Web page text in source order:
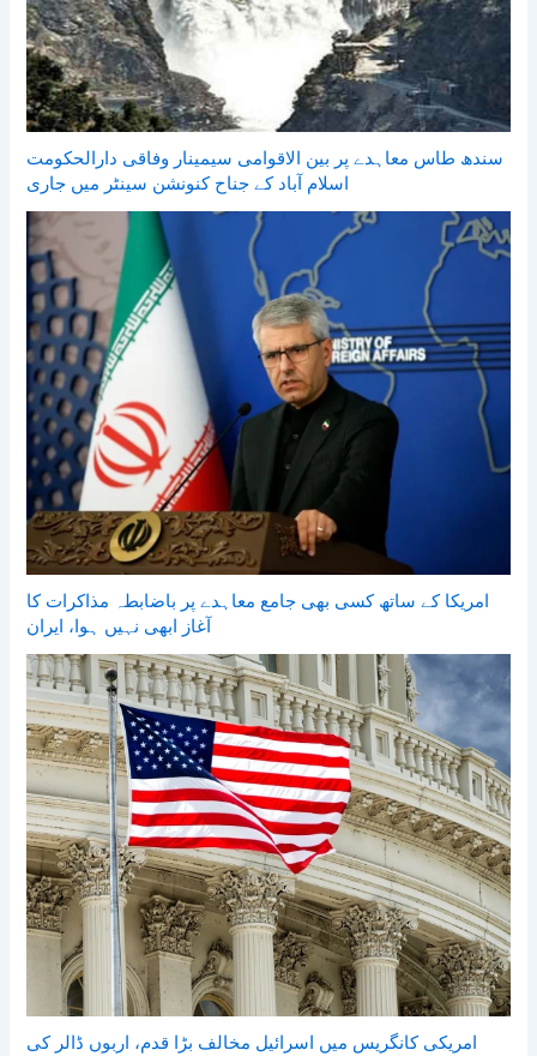
سندھ طاس معاہدے پر بین الاقوامی سیمینار وفاقی دارالحکومت
اسلام آباد کے جناح کنونشن سینٹر میں جاری
امریکا کے ساتھ کسی بھی جامع معاہدے پر باضابطہ مذاکرات کا
آغاز ابھی نہیں ہوا، ایران
امریکی کانگریس میں اسرائیل مخالف بڑا قدم، اربوں ڈالر کی